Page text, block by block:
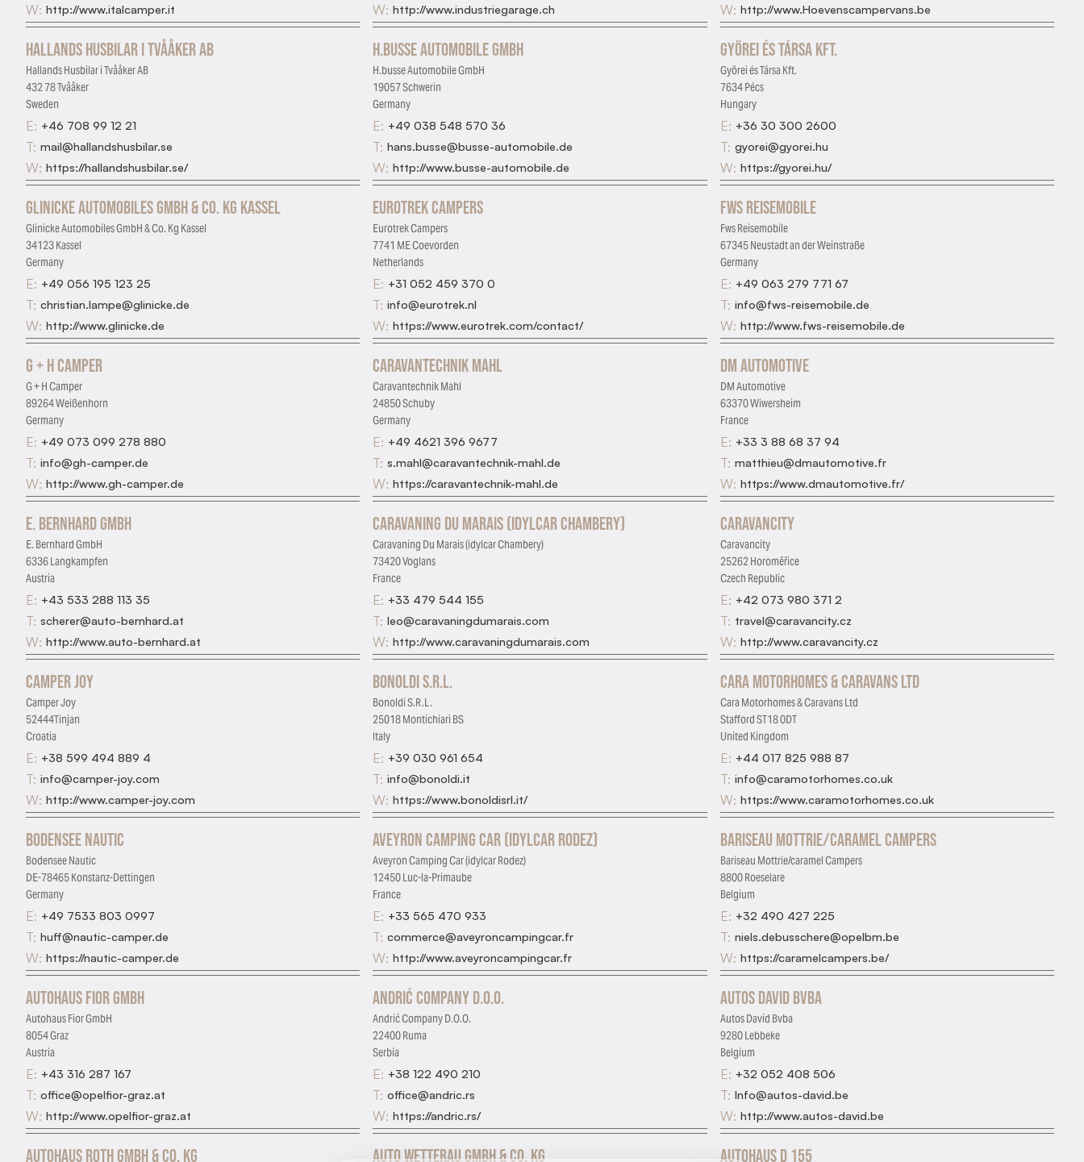
W: http://www.italcamper.it W: http://www.industriegarage.ch W: http://www.Hoevenscampervans.be
Hallands Husbilar i Tvååker AB
Hallands Husbilar i Tvååker AB
432 78 Tvååker
Sweden
E: +46 708 99 12 21
T: mail@hallandshusbilar.se
W: https://hallandshusbilar.se/
H.busse Automobile GmbH
H.busse Automobile GmbH
19057 Schwerin
Germany
E: +49 038 548 570 36
T: hans.busse@busse-automobile.de
W: http://www.busse-automobile.de
Györei és Társa Kft.
Györei és Társa Kft.
7634 Pécs
Hungary
E: +36 30 300 2600
T: gyorei@gyorei.hu
W: https://gyorei.hu/
Glinicke Automobiles GmbH & Co. Kg Kassel
Glinicke Automobiles GmbH & Co. Kg Kassel
34123 Kassel
Germany
E: +49 056 195 123 25
T: christian.lampe@glinicke.de
W: http://www.glinicke.de
Eurotrek Campers
Eurotrek Campers
7741 ME Coevorden
Netherlands
E: +31 052 459 370 0
T: info@eurotrek.nl
W: https://www.eurotrek.com/contact/
Fws Reisemobile
Fws Reisemobile
67345 Neustadt an der Weinstraße
Germany
E: +49 063 279 771 67
T: info@fws-reisemobile.de
W: http://www.fws-reisemobile.de
G + H Camper
G + H Camper
89264 Weißenhorn
Germany
E: +49 073 099 278 880
T: info@gh-camper.de
W: http://www.gh-camper.de
Caravantechnik Mahl
Caravantechnik Mahl
24850 Schuby
Germany
E: +49 4621 396 9677
T: s.mahl@caravantechnik-mahl.de
W: https://caravantechnik-mahl.de
DM Automotive
DM Automotive
63370 Wiwersheim
France
E: +33 3 88 68 37 94
T: matthieu@dmautomotive.fr
W: https://www.dmautomotive.fr/
E. Bernhard GmbH
E. Bernhard GmbH
6336 Langkampfen
Austria
E: +43 533 288 113 35
T: scherer@auto-bernhard.at
W: http://www.auto-bernhard.at
Caravaning Du Marais (idylcar Chambery)
Caravaning Du Marais (idylcar Chambery)
73420 Voglans
France
E: +33 479 544 155
T: leo@caravaningdumarais.com
W: http://www.caravaningdumarais.com
Caravancity
Caravancity
25262 Horoměřice
Czech Republic
E: +42 073 980 371 2
T: travel@caravancity.cz
W: http://www.caravancity.cz
Camper Joy
Camper Joy
52444Tinjan
Croatia
E: +38 599 494 889 4
T: info@camper-joy.com
W: http://www.camper-joy.com
Bonoldi S.R.L.
Bonoldi S.R.L.
25018 Montichiari BS
Italy
E: +39 030 961 654
T: info@bonoldi.it
W: https://www.bonoldisrl.it/
Cara Motorhomes & Caravans Ltd
Cara Motorhomes & Caravans Ltd
Stafford ST18 0DT
United Kingdom
E: +44 017 825 988 87
T: info@caramotorhomes.co.uk
W: https://www.caramotorhomes.co.uk
Bodensee Nautic
Bodensee Nautic
DE-78465 Konstanz-Dettingen
Germany
E: +49 7533 803 0997
T: huff@nautic-camper.de
W: https://nautic-camper.de
Aveyron Camping Car (idylcar Rodez)
Aveyron Camping Car (idylcar Rodez)
12450 Luc-la-Primaube
France
E: +33 565 470 933
T: commerce@aveyroncampingcar.fr
W: http://www.aveyroncampingcar.fr
Bariseau Mottrie/caramel Campers
Bariseau Mottrie/caramel Campers
8800 Roeselare
Belgium
E: +32 490 427 225
T: niels.debusschere@opelbm.be
W: https://caramelcampers.be/
Autohaus Fior GmbH
Autohaus Fior GmbH
8054 Graz
Austria
E: +43 316 287 167
T: office@opelfior-graz.at
W: http://www.opelfior-graz.at
Andrić Company D.O.O.
Andrić Company D.O.O.
22400 Ruma
Serbia
E: +38 122 490 210
T: office@andric.rs
W: https://andric.rs/
Autos David Bvba
Autos David Bvba
9280 Lebbeke
Belgium
E: +32 052 408 506
T: Info@autos-david.be
W: http://www.autos-david.be
Autohaus Roth GmbH & Co. Kg Auto Wetterau GmbH & Co. Kg Autohaus D 155